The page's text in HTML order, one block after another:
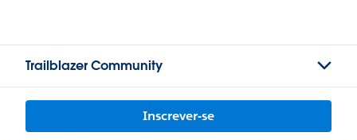
Trailblazer Community
Inscrever-se